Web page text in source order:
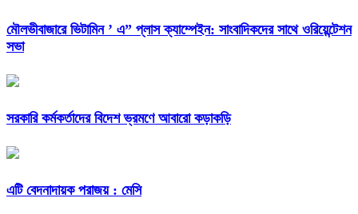
মৌলভীবাজারে ভিটামিন‌ ‌’ এ” প্লাস ক্যাম্পেইন: সাংবাদিকদের সাথে ওরিয়েন্টেশন
সভা
সরকারি কর্মকর্তাদের বিদেশ ভ্রমণে আবারো কড়াকড়ি
এটি বেদনাদায়ক পরাজয় : মেসি